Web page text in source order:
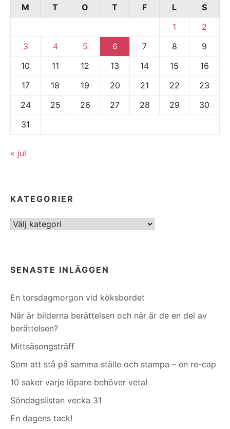
M
T O T F L
S
1
2
3
4 5 6 7 8
9
10
11 12 13 14 15
16
17
18 19 20 21 22
23
24
25 26 27 28 29
30
31
« jul
KATEGORIER
Kategorier
SENASTE INLÄGGEN
En torsdagmorgon vid köksbordet
När är bilderna berättelsen och när är de en del av
berättelsen?
Mittsäsongsträff
Som att stå på samma ställe och stampa – en re-cap
10 saker varje löpare behöver veta!
Söndagslistan vecka 31
En dagens tack!